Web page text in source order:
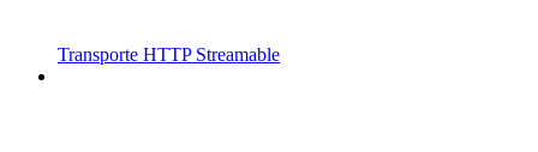
Transporte HTTP Streamable